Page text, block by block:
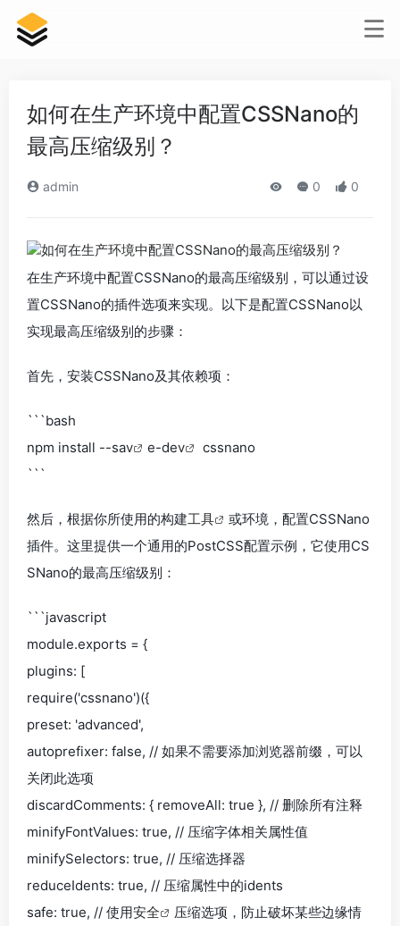
如何在生产环境中配置CSSNano的
最高压缩级别？
admin 0 0
在生产环境中配置CSSNano的最高压缩级别，可以通过设
置CSSNano的插件选项来实现。以下是配置CSSNano以
实现最高压缩级别的步骤：
首先，安装CSSNano及其依赖项：
```bash
npm install --sav e-dev
cssnano
```
然后，根据你所使用的构建工具
或环境，配置CSSNano
插件。这里提供一个通用的PostCSS配置示例，它使用CS
SNano的最高压缩级别：
```javascript
module.exports = {
plugins: [
require('cssnano')({
preset: 'advanced',
autoprefixer: false, // 如果不需要添加浏览器前缀，可以
关闭此选项
discardComments: { removeAll: true }, // 删除所有注释
minifyFontValues: true, // 压缩字体相关属性值
minifySelectors: true, // 压缩选择器
reduceIdents: true, // 压缩属性中的idents
safe: true, // 使用安全
压缩选项，防止破坏某些边缘情